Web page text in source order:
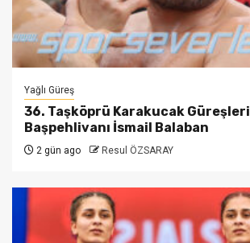
Yağlı Güreş
36. Taşköprü Karakucak Güreşleri
Başpehlivanı İsmail Balaban
2 gün ago Resul ÖZSARAY